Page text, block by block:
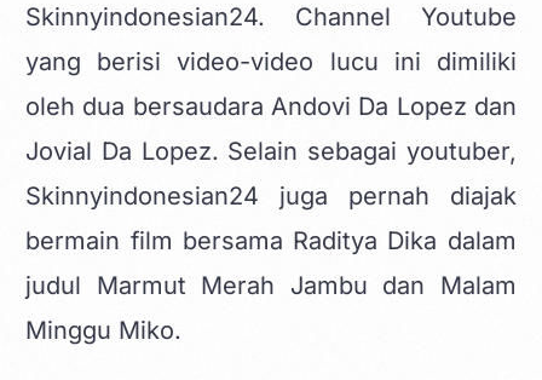
Skinnyindonesian24. Channel Youtube
yang berisi video-video lucu ini dimiliki
oleh dua bersaudara Andovi Da Lopez dan
Jovial Da Lopez. Selain sebagai youtuber,
Skinnyindonesian24 juga pernah diajak
bermain film bersama Raditya Dika dalam
judul Marmut Merah Jambu dan Malam
Minggu Miko.